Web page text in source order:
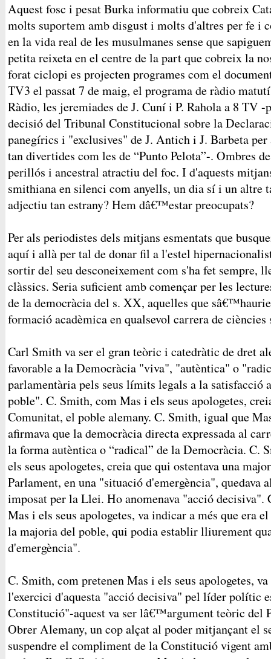
Aquest fosc i pesat Burka informatiu que cobreix
molts suportem amb disgust i molts d'altres per fe i
en la vida real de les musulmanes sense que
petita reixeta en el centre de la part que cobreix la
forat ciclopi es projecten programes com el
TV3 el passat 7 de maig, el programa de ràdio
Ràdio, les jeremiades de J. Cuní i P. Rahola a 8 TV -
decisió del Tribunal Constitucional sobre la
panegírics i "exclusives" de J. Antich i J. Barbeta
tan divertides com les de “Punto Pelota”-. Ombres
perillós i ancestral atractiu del foc. I d'aquests
smithiana en silenci com anyells, un dia sí i un altre
adjectiu tan estrany? Hem dâ€™estar preocupats?
Per als periodistes dels mitjans esmentats que
aquí i allà per tal de donar fil a l'estel
sortir del seu desconeixement com s'ha fet sempre,
clàssics. Seria suficient amb començar per les
de la democràcia del s. XX, aquelles que
formació acadèmica en qualsevol carrera de ciències
Carl Smith va ser el gran teòric i catedràtic de dret
favorable a la Democràcia "viva", "autèntica" o
parlamentària pels seus límits legals a la satisfacció
poble". C. Smith, com Mas i els seus apologetes,
Comunitat, el poble alemany. C. Smith, igual que
afirmava que la democràcia directa expressada al
la forma autèntica o “radical” de la Democràcia. C.
els seus apologetes, creia que qui ostentava una
Parlament, en una "situació d'emergència",
imposat per la Llei. Ho anomenava "acció
Mas i els seus apologetes, va indicar a més que era
la majoria del poble, qui podia establir lliurement
d'emergència".
C. Smith, com pretenen Mas i els seus apologetes,
l'exercici d'aquesta "acció decisiva" pel líder polític
Constitució"-aquest va ser lâ€™argument teòric del
Obrer Alemany, un cop alçat al poder mitjançant el
suspendre el compliment de la Constitució vigent